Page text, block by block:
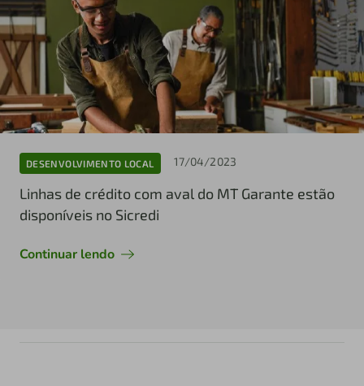
DESENVOLVIMENTO LOCAL 17/04/2023
Linhas de crédito com aval do MT Garante estão
disponíveis no Sicredi
Continuar lendo